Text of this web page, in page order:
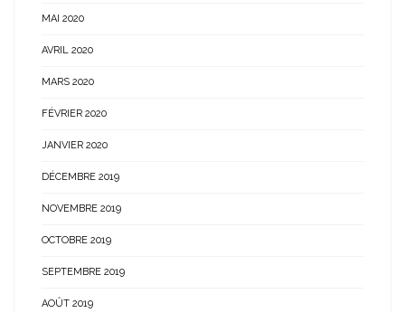
MAI 2020
AVRIL 2020
MARS 2020
FÉVRIER 2020
JANVIER 2020
DÉCEMBRE 2019
NOVEMBRE 2019
OCTOBRE 2019
SEPTEMBRE 2019
AOÛT 2019